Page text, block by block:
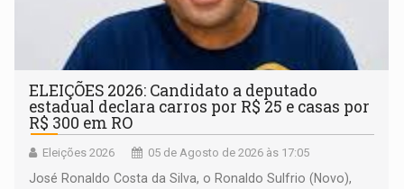
ELEIÇÕES 2026: Candidato a deputado
estadual declara carros por R$ 25 e casas por
R$ 300 em RO
Eleições 2026 05 de Agosto de 2026 às 17:05
José Ronaldo Costa da Silva, o Ronaldo Sulfrio (Novo),